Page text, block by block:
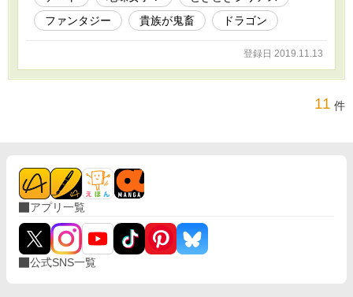
賞作品です。
ファンタジー
貴族が鬼畜 ドラゴン
登録日 2019.11.13
11 件
アプリ一覧
公式SNS一覧